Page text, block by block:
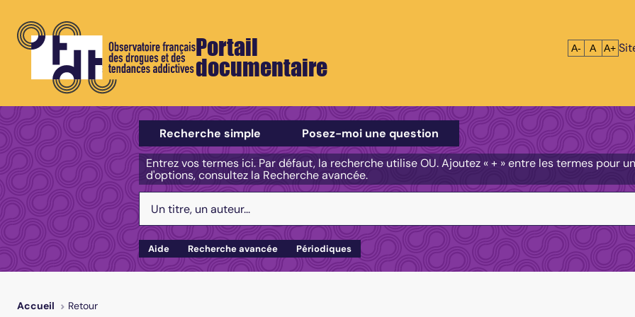
Portail
documentaire
Réduire le
A- A A+
Sélectionner un type de recherche
Recherche simple
Posez-moi une question
Entrez vos termes ici. Par défaut, la recherche utilise OU. Ajoutez « + » entre les termes pour
d'options, consultez la Recherche avancée.
Aide Recherche avancée Périodiques
Accueil Retour